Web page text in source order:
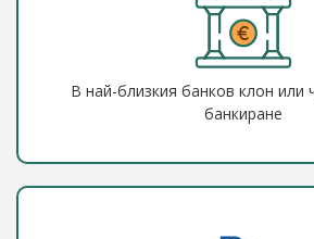
В най-близкия банков клон или
банкиране